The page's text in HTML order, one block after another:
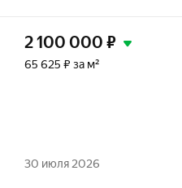
2 100 000 ₽
65 625 ₽ за м²
30 июля 2026